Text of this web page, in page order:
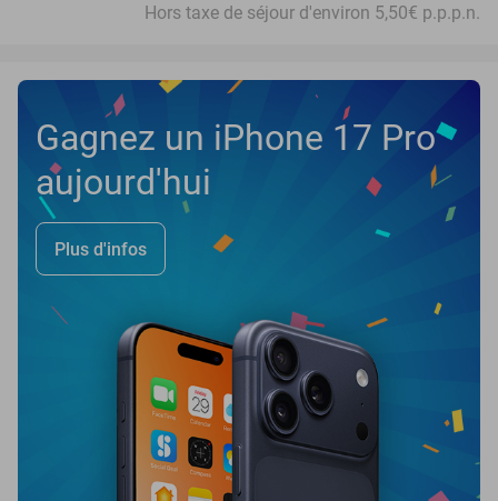
Hors taxe de séjour d'environ 5,50€ p.p.p.n.
Gagnez un iPhone 17 Pro
aujourd'hui
Plus d'infos